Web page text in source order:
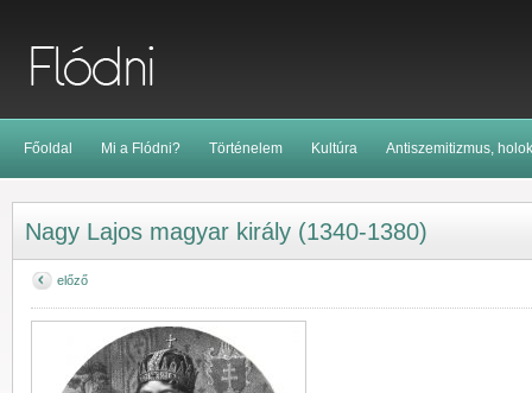
Főoldal Mi a Flódni? Történelem Kultúra Antiszemitizmus,
Nagy Lajos magyar király (1340-1380)
előző